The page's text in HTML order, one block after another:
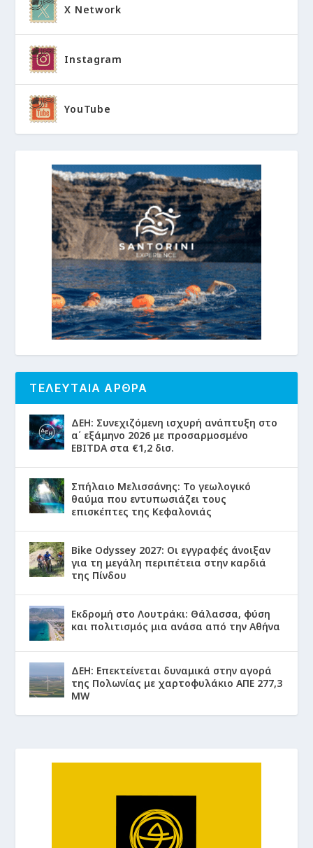
X Network
Instagram
YouTube
ΤΕΛΕΥΤΑΙΑ ΑΡΘΡΑ
ΔΕΗ: Συνεχιζόμενη ισχυρή ανάπτυξη στο
α΄ εξάμηνο 2026 με προσαρμοσμένο
EBITDA στα €1,2 δισ.
Σπήλαιο Μελισσάνης: Το γεωλογικό
θαύμα που εντυπωσιάζει τους
επισκέπτες της Κεφαλονιάς
Bike Odyssey 2027: Οι εγγραφές άνοιξαν
για τη μεγάλη περιπέτεια στην καρδιά
της Πίνδου
Εκδρομή στο Λουτράκι: Θάλασσα, φύση
και πολιτισμός μια ανάσα από την Αθήνα
ΔΕΗ: Επεκτείνεται δυναμικά στην αγορά
της Πολωνίας με χαρτοφυλάκιο ΑΠΕ 277,3
MW